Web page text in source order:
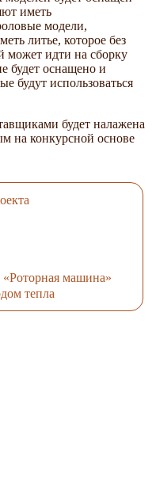
иметь
модели,
литье, которое без
может идти на сборку
будет оснащено и
будут использоваться
будет налажена
на конкурсной основе
машина»
тепла